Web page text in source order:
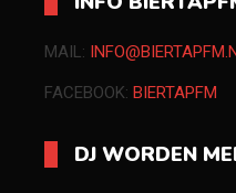
MAIL:
FACEBOOK: BIERTAPFM
DJ WORDEN